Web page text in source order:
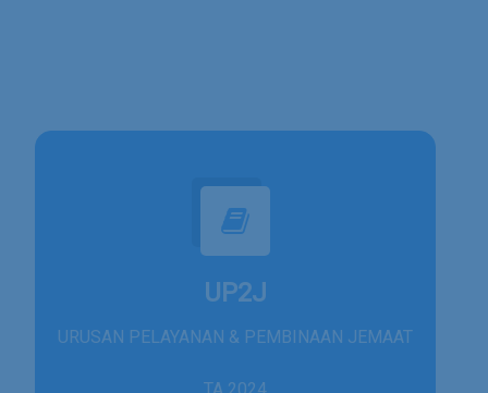
UP2J
URUSAN PELAYANAN & PEMBINAAN JEMAAT